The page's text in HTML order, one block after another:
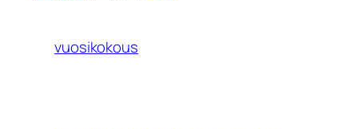
vuosikokous